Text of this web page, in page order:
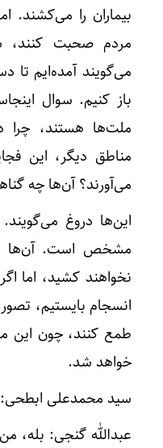
بیماران را می‌کشند.
مردم صحبت کنند،
می‌گویند آمده‌ایم تا
باز کنیم. سوال
ملت‌ها هستند، چرا
مناطق دیگر، این
می‌آورند؟ آن‌ها چه
این‌ها دروغ
مشخص است. آن‌ها
نخواهند کشید، اما
انسجام بایستیم،
طمع کنند، چون این
خواهد شد.
سید محمدعلی ابطحی:
عبدالله گنجی: بله،